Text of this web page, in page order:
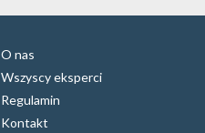
O nas
Wszyscy eksperci
Regulamin
Kontakt